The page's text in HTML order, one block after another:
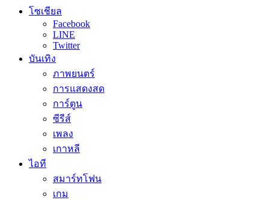
โซเชียล
Facebook
LINE
Twitter
บันเทิง
ภาพยนตร์
การแสดงสด
การ์ตูน
ซีรีส์
เพลง
เกาหลี
ไอที
สมาร์ทโฟน
เกม